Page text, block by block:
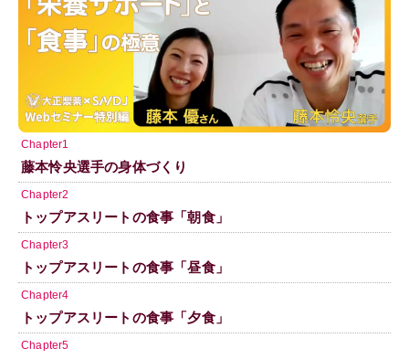
Chapter1
藤本怜央選手の身体づくり
Chapter2
トップアスリートの食事「朝食」
Chapter3
トップアスリートの食事「昼食」
Chapter4
トップアスリートの食事「夕食」
Chapter5